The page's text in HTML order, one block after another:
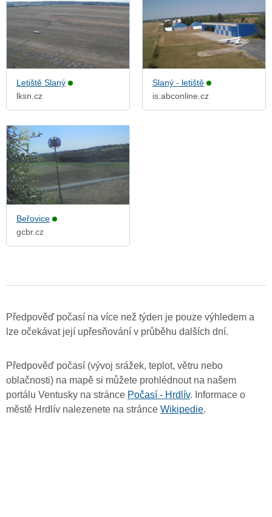
Letiště Slaný
lksn.cz
Slaný - letiště
is.abconline.cz
Beřovice
gcbr.cz
Předpověď počasí na více než týden je pouze výhledem a
lze očekávat její upřesňování v průběhu dalších dní.
Předpověď počasí (vývoj srážek, teplot, větru nebo
oblačnosti) na mapě si můžete prohlédnout na našem
portálu Ventusky na stránce Počasí - Hrdlív. Informace o
městě Hrdlív nalezenete na stránce Wikipedie.